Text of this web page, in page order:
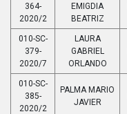
364-
2020/2
EMIGDIA
BEATRIZ
010-SC-
379-
2020/7
LAURA
GABRIEL
ORLANDO
010-SC-
385-
2020/2
PALMA MARIO
JAVIER